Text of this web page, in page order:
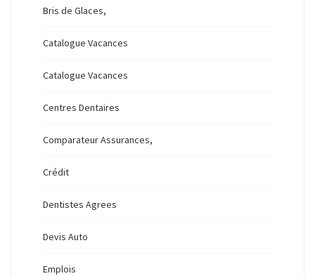
Bris de Glaces,
Catalogue Vacances
Catalogue Vacances
Centres Dentaires
Comparateur Assurances,
Crédit
Dentistes Agrees
Devis Auto
Emplois